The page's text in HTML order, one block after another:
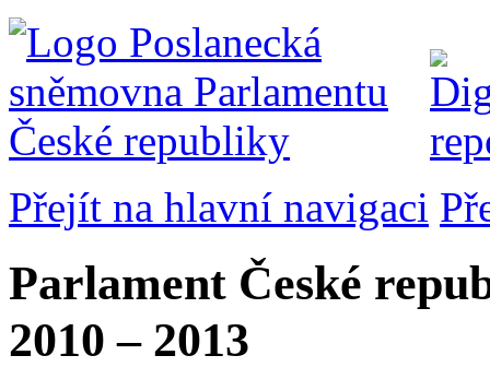
Přejít na hlavní navigaci
Parlament České
2010 – 2013